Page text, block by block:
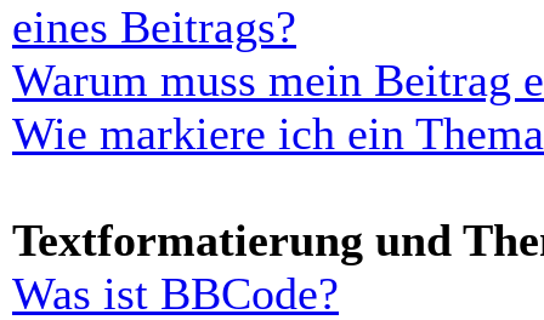
eines Beitrags?
Warum muss mein Beitrag
Wie markiere ich ein
Textformatierung und
Was ist BBCode?